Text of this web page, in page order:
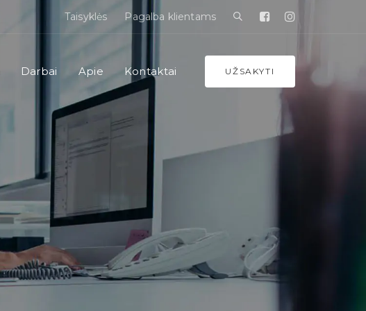
Taisyklės Pagalba klientams
Darbai Apie Kontaktai UŽSAKYTI